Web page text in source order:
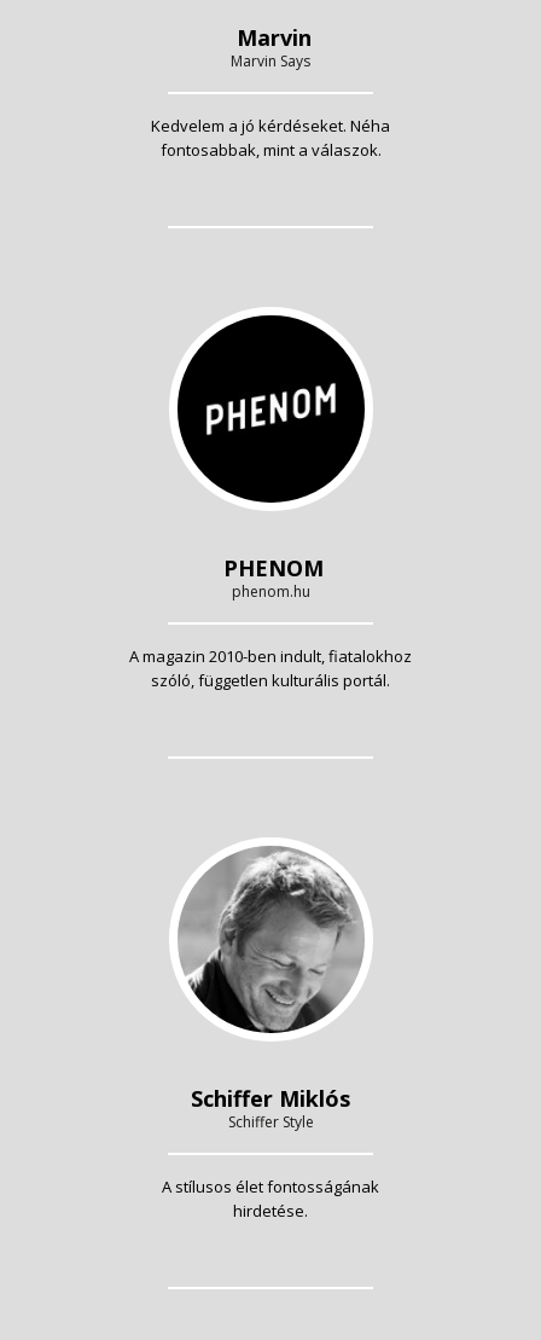
Marvin
Marvin Says
Kedvelem a jó kérdéseket. Néha
fontosabbak, mint a válaszok.
PHENOM
phenom.hu
A magazin 2010-ben indult, fiatalokhoz
szóló, független kulturális portál.
Schiffer Miklós
Schiffer Style
A stílusos élet fontosságának
hirdetése.